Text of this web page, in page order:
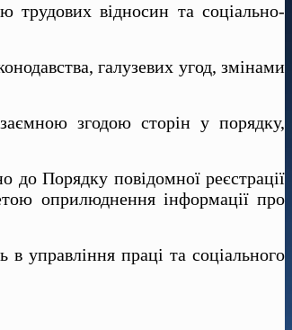
трудових відносин та соціально-
галузевих угод, змінами
згодою сторін у порядку,
до Порядку повідомної реєстрації
оприлюднення інформації про
в управління праці та соціального